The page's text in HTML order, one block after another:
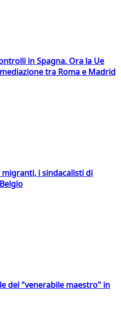
in Spagna. Ora la Ue
tra Roma e Madrid
i sindacalisti di
del "venerabile maestro" in